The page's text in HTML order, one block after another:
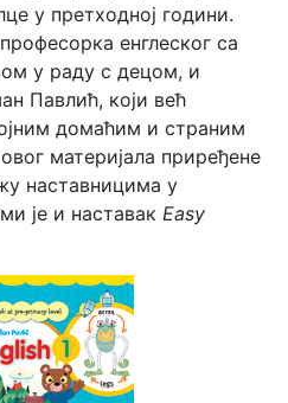
у претходној години.
енглеског са
у раду с децом, и
Павлић, који већ
домаћим и страним
материјала приређене
наставницима у
је и наставак Easy